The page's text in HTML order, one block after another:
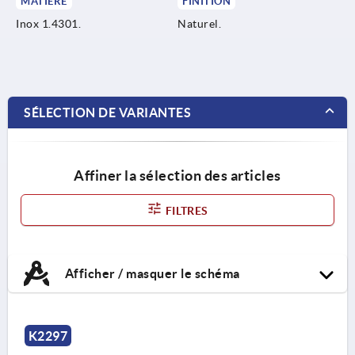
Inox 1.4301. Naturel.
SÉLECTION DE VARIANTES
Affiner la sélection des articles
FILTRES
Afficher / masquer le schéma
K2297